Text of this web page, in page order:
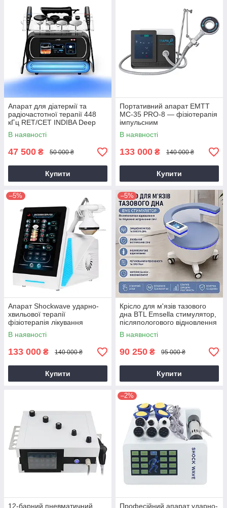
Апарат для діатермії та
радіочастотної терапії 448
кГц RET/CET INDIBA Deep
Care — підтяжка, схуднення,
зняття болю
В наявності
47 500 ₴ 50 000 ₴
Купити
Портативний апарат ЕМТТ
МС-35 PRO-8 — фізіотерапія
імпульсним
електромагнітним полем для
відновлення суглобів і тканин
В наявності
133 000 ₴ 140 000 ₴
Купити
–5%
Апарат Shockwave ударно-
хвильової терапії
фізіотерапія лікування
еректильної дисфункції
зняття болю реабілітація та
В наявності
133 000 ₴ 140 000 ₴
Купити
–5%
Крісло для м'язів тазового
дна BTL Emsella стимулятор,
післяпологового відновлення
та лікування нетримання сечі
В наявності
90 250 ₴ 95 000 ₴
Купити
12-барний пневматичний
–2%
Професійний апарат ударно-